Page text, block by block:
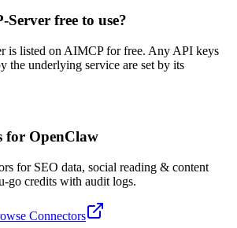
free to use?
is listed on AIMCP for free. Any API keys
the underlying service are set by its
for OpenClaw
for SEO data, social reading & content
go credits with audit logs.
Connectors